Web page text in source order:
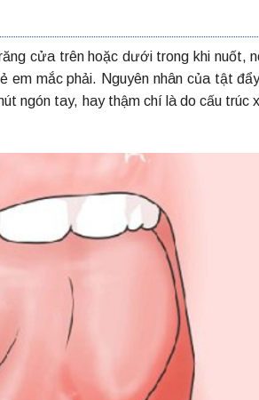
cửa trên hoặc dưới trong khi nuốt,
em mắc phải. Nguyên nhân của tật
ngón tay, hay thậm chí là do cấu